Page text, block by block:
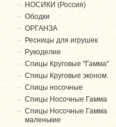
НОСИКИ (Россия)
Ободки
ОРГАНЗА
Ресницы для игрушек
Рукоделие
Спицы Круговые "Гамма"
Спицы Круговые эконом.
Спицы носочные
Спицы Носочные Гамма
Спицы Носочные Гамма
маленькие